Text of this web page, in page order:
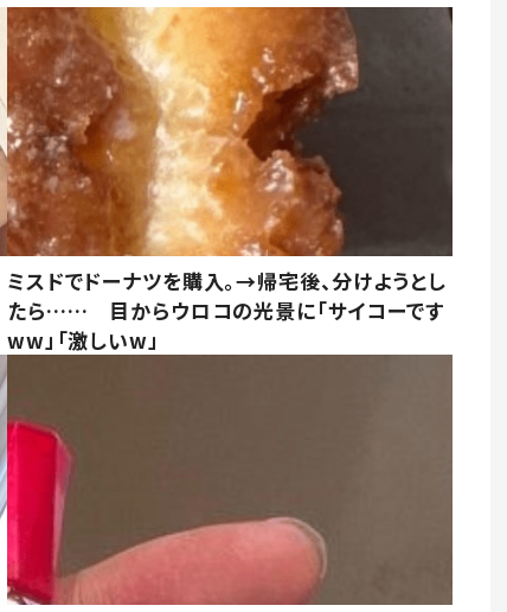
ミスドでドーナツを購入。→帰宅後、分けようとし
たら…… 目からウロコの光景に「サイコーです
ww」「激しいw」